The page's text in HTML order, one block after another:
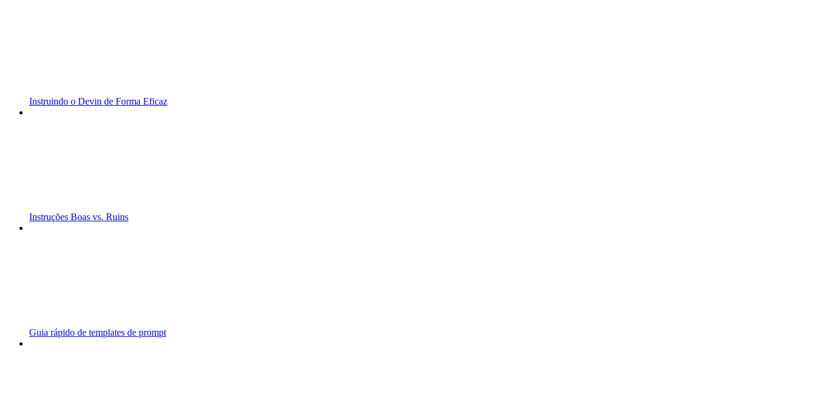
Instruindo o Devin de Forma Eficaz
Instruções Boas vs. Ruins
Guia rápido de templates de prompt